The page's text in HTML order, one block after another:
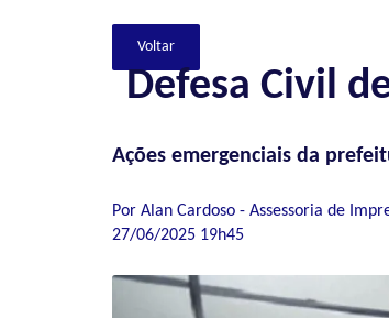
Defesa Civil
Ações emergenciais da
Por Alan Cardoso - Assessoria de
27/06/2025 19h45